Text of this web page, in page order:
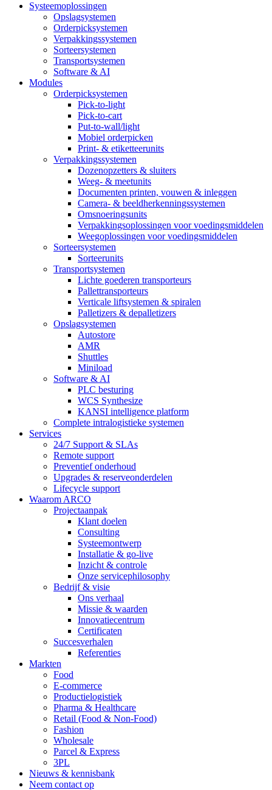
Systeemoplossingen
Opslagsystemen
Orderpicksystemen
Verpakkingssystemen
Sorteersystemen
Transportsystemen
Software & AI
Modules
Orderpicksystemen
Pick-to-light
Pick-to-cart
Put-to-wall/light
Mobiel orderpicken
Print- & etiketteerunits
Verpakkingssystemen
Dozenopzetters & sluiters
Weeg- & meetunits
Documenten printen, vouwen & inleggen
Camera- & beeldherkenningssystemen
Omsnoeringsunits
Verpakkingsoplossingen voor voedingsmiddelen
Weegoplossingen voor voedingsmiddelen
Sorteersystemen
Sorteerunits
Transportsystemen
Lichte goederen transporteurs
Pallettransporteurs
Verticale liftsystemen & spiralen
Palletizers & depalletizers
Opslagsystemen
Autostore
AMR
Shuttles
Miniload
Software & AI
PLC besturing
WCS Synthesize
KANSI intelligence platform
Complete intralogistieke systemen
Services
24/7 Support & SLAs
Remote support
Preventief onderhoud
Upgrades & reserveonderdelen
Lifecycle support
Waarom ARCO
Projectaanpak
Klant doelen
Consulting
Systeemontwerp
Installatie & go-live
Inzicht & controle
Onze servicephilosophy
Bedrijf & visie
Ons verhaal
Missie & waarden
Innovatiecentrum
Certificaten
Succesverhalen
Referenties
Markten
Food
E-commerce
Productielogistiek
Pharma & Healthcare
Retail (Food & Non-Food)
Fashion
Wholesale
Parcel & Express
3PL
Nieuws & kennisbank
Neem contact op